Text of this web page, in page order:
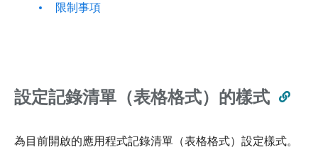
限制事項
設定記錄清單（表格格式）的樣式
為目前開啟的應用程式記錄清單（表格格式）設定樣式。